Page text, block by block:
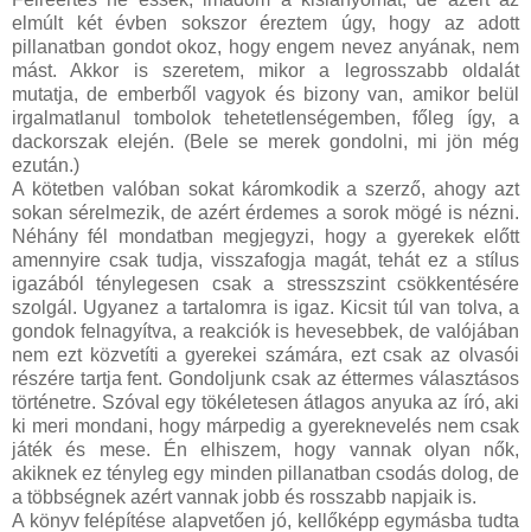
elmúlt két évben sokszor éreztem úgy, hogy az adott
pillanatban gondot okoz, hogy engem nevez anyának, nem
mást. Akkor is szeretem, mikor a legrosszabb oldalát
mutatja, de emberből vagyok és bizony van, amikor belül
irgalmatlanul tombolok tehetetlenségemben, főleg így, a
dackorszak elején. (Bele se merek gondolni, mi jön még
ezután.)
A kötetben valóban sokat káromkodik a szerző, ahogy azt
sokan sérelmezik, de azért érdemes a sorok mögé is nézni.
Néhány fél mondatban megjegyzi, hogy a gyerekek előtt
amennyire csak tudja, visszafogja magát, tehát ez a stílus
igazából ténylegesen csak a stresszszint csökkentésére
szolgál. Ugyanez a tartalomra is igaz. Kicsit túl van tolva, a
gondok felnagyítva, a reakciók is hevesebbek, de valójában
nem ezt közvetíti a gyerekei számára, ezt csak az olvasói
részére tartja fent. Gondoljunk csak az éttermes választásos
történetre. Szóval egy tökéletesen átlagos anyuka az író, aki
ki meri mondani, hogy márpedig a gyereknevelés nem csak
játék és mese. Én elhiszem, hogy vannak olyan nők,
akiknek ez tényleg egy minden pillanatban csodás dolog, de
a többségnek azért vannak jobb és rosszabb napjaik is.
A könyv felépítése alapvetően jó, kellőképp egymásba tudta